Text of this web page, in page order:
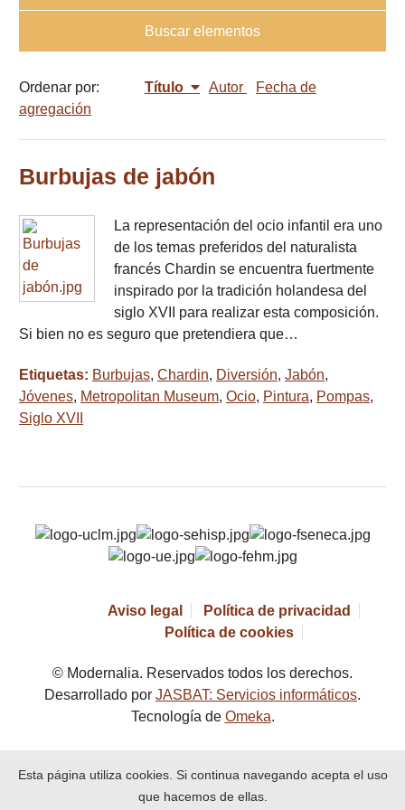
Buscar elementos
Ordenar por: Título Autor
Fecha de
agregación
Burbujas de jabón
La representación del ocio infantil era uno
de los temas preferidos del naturalista
francés Chardin se encuentra fuertmente
inspirado por la tradición holandesa del
siglo XVII para realizar esta composición.
Si bien no es seguro que pretendiera que…
Etiquetas: Burbujas, Chardin, Diversión, Jabón,
Jóvenes, Metropolitan Museum, Ocio, Pintura, Pompas,
Siglo XVII
Aviso legal
Política de privacidad
Política de cookies
© Modernalia. Reservados todos los derechos.
Desarrollado por JASBAT: Servicios informáticos.
Tecnología de Omeka.
Esta página utiliza cookies. Si continua navegando acepta el uso
que hacemos de ellas.